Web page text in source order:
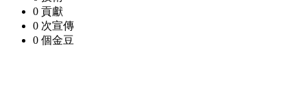
0 貢獻
0 次宣傳
0 個金豆